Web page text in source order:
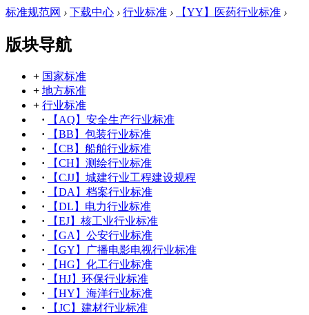
标准规范网 › 下载中心 › 行业标准 › 【YY】医药行业标准 ›
版块导航
+ 国家标准
+ 地方标准
+ 行业标准
·
【AQ】安全生产行业标准
·
【BB】包装行业标准
·
【CB】船舶行业标准
·
【CH】测绘行业标准
·
【CJJ】城建行业工程建设规程
·
【DA】档案行业标准
·
【DL】电力行业标准
·
【EJ】核工业行业标准
·
【GA】公安行业标准
·
【GY】广播电影电视行业标准
·
【HG】化工行业标准
·
【HJ】环保行业标准
·
【HY】海洋行业标准
·
【JC】建材行业标准